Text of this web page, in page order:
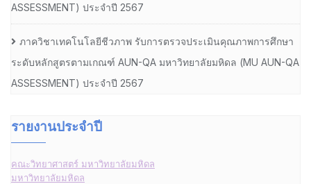
ASSESSMENT) ประจำปี 2567
ภาควิชาเทคโนโลยีชีวภาพ รับการตรวจประเมินคุณภาพการศึกษา
ระดับหลักสูตรตามเกณฑ์ AUN-QA มหาวิทยาลัยมหิดล (MU AUN-QA
ASSESSMENT) ประจำปี 2567
รายงานประจำปี
คณะวิทยาศาสตร์ มหาวิทยาลัยมหิดล
มหาวิทยาลัยมหิดล